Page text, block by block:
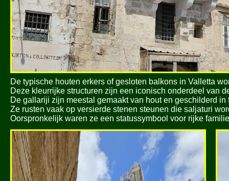
De typische houten erkers of gesloten balkons in Valletta
Deze kleurrijke structuren zijn een iconisch onderdeel van
De gallariji zijn meestal gemaakt van hout en geschilderd
Ze rusten vaak op versierde stenen steunen die saljaturi
Oorspronkelijk waren ze een statussymbool voor rijke